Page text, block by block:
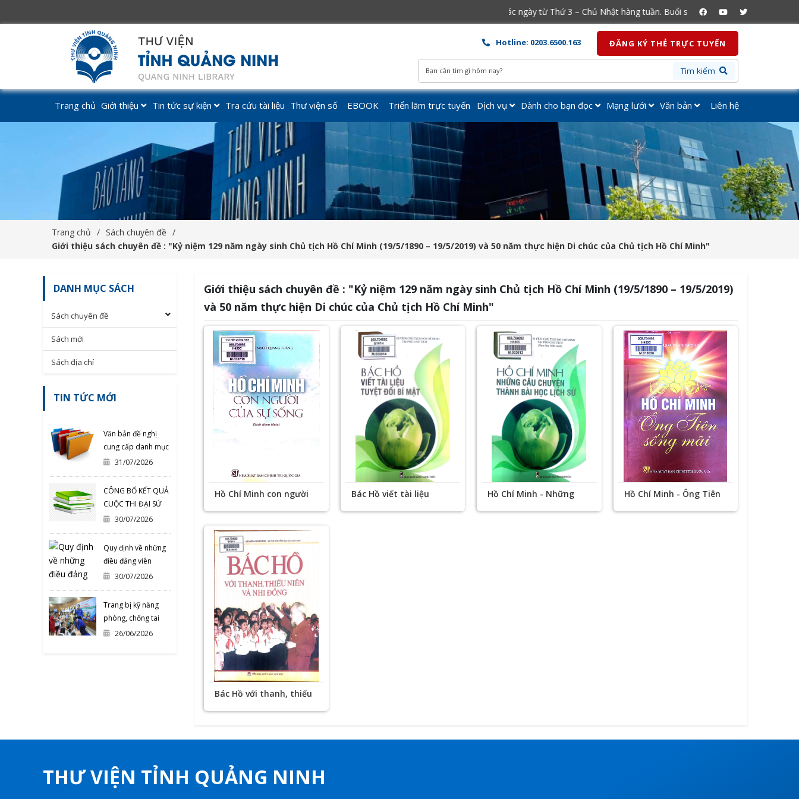
Mở cửa các ngày từ Thứ 3 – Chủ Nhật hàng tuần. Buổi sáng từ 7h30 - 12h00. Buổi chiều
Hotline: 0203.6500.163 ĐĂNG KÝ THẺ TRỰC TUYẾN
Tìm kiếm
Trang chủ Giới thiệu Tin tức sự kiện Tra cứu tài liệu Thư viện số EBOOK Triển lãm trực tuyến Dịch vụ Dành cho bạn đọc Mạng lưới Văn bản Liên hệ
Trang chủ
Sách chuyên đề
Giới thiệu sách chuyên đề : "Kỷ niệm 129 năm ngày sinh Chủ tịch Hồ Chí Minh (19/5/1890 – 19/5/2019) và 50 năm thực hiện Di chúc của Chủ tịch Hồ Chí Minh"
Giới thiệu sách chuyên đề : "Kỷ niệm 129 năm ngày sinh Chủ tịch Hồ Chí Minh (19/5/1890 – 19/5/2019)
và 50 năm thực hiện Di chúc của Chủ tịch Hồ Chí Minh"
Hồ Chí Minh con người
Bác Hồ viết tài liệu
Hồ Chí Minh - Những
Hồ Chí Minh - Ông Tiên
Bác Hồ với thanh, thiếu
DANH MỤC SÁCH
Sách chuyên đề
Sách mới
Sách địa chí
TIN TỨC MỚI
Văn bản đề nghị
cung cấp danh mục
sách in đã được
31/07/2026
CÔNG BỐ KẾT QUẢ
CUỘC THI ĐẠI SỨ
VĂN HÓA ĐỌC
NĂM 2026
30/07/2026
Quy định về những
điều đảng viên
không được làm
30/07/2026
Trang bị kỹ năng
phòng, chống tai
nạn mùa hè cho
26/06/2026
THƯ VIỆN TỈNH QUẢNG NINH